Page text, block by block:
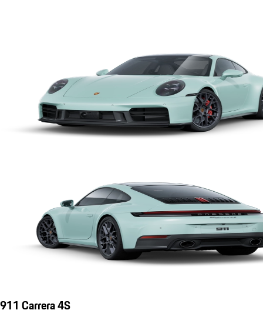
911 Carrera 4S